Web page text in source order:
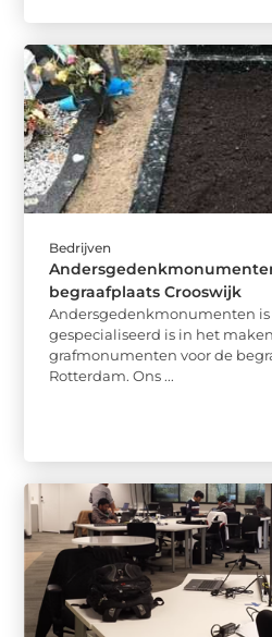
Bedrijven
begraafplaats Crooswijk
Andersgedenkmonumenten
gespecialiseerd is in het
grafmonumenten voor de
Rotterdam. Ons ...